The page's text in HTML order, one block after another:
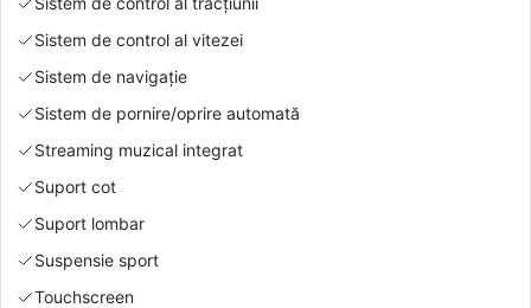
Sistem de control al vitezei
Sistem de navigație
Sistem de pornire/oprire automată
Streaming muzical integrat
Suport cot
Suport lombar
Suspensie sport
Touchscreen